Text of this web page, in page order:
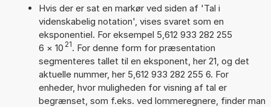
Hvis der er sat en markør ved siden af 'Tal i
videnskabelig notation', vises svaret som en
eksponentiel. For eksempel 5,612 933 282 255
6 × 10 21. For denne form for præsentation
segmenteres tallet til en eksponent, her 21, og det
aktuelle nummer, her 5,612 933 282 255 6. For
enheder, hvor muligheden for visning af tal er
begrænset, som f.eks. ved lommeregnere, finder man